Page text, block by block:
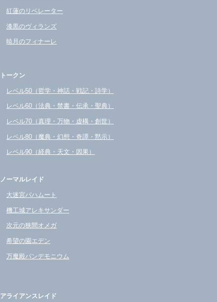
紅蓮のリベレーター
漆黒のヴィランズ
暁月のフィナーレ
トークン
レベル50（哲学・神話・戦記・詩学）
レベル60（法典・禁書・伝承・聖典）
レベル70（真理・万物・虚構・創世）
レベル80（魔典・幻想・奇譚・黙示）
レベル90（経典・天文・因果）
ノーマルレイド
大迷宮バハムート
機工城アレキサンダー
次元の狭間オメガ
希望の園エデン
万魔殿パンデモニウム
アライアンスレイド